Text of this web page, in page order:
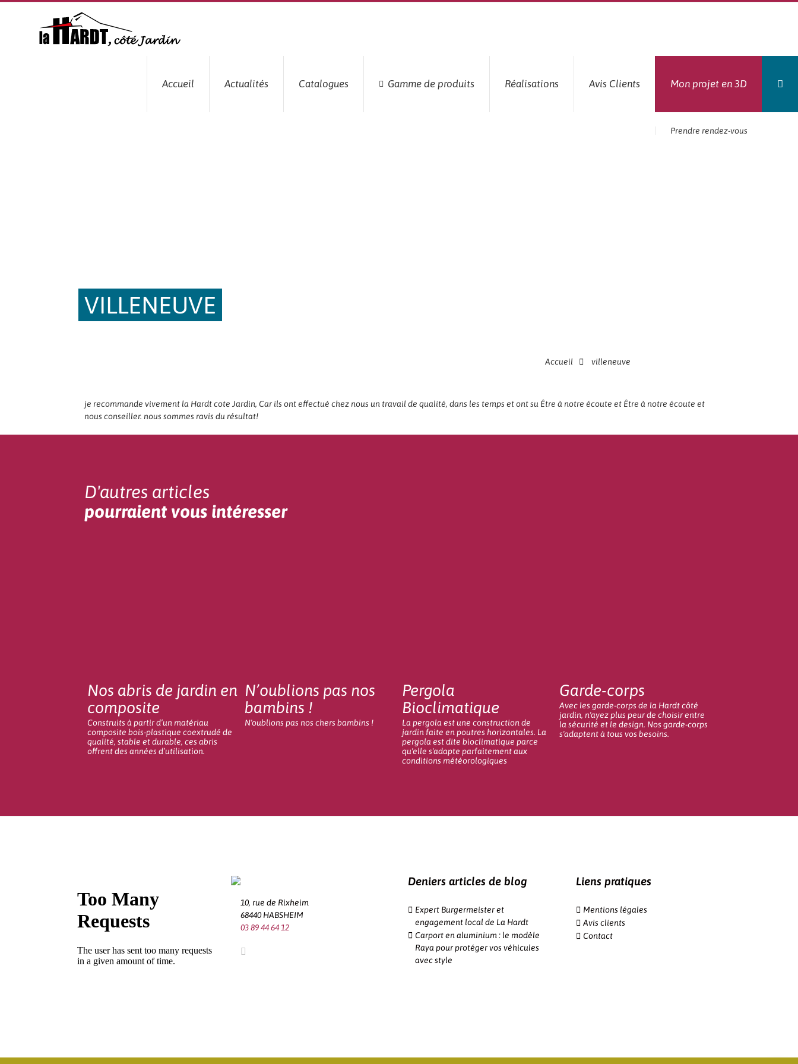
Passer
Accueil Actualités Catalogues Gamme de produits Réalisations Avis Clients
Prendre rendez-vous
Mon projet en 3D
VILLENEUVE
Accueil villeneuve
je recommande vivement la Hardt cote Jardin, Car ils ont effectué chez nous un travail de qualité, dans les temps et ont su Être à notre écoute et Être à notre écoute et
nous conseiller. nous sommes ravis du résultat!
D'autres articles
pourraient vous intéresser
Nos abris de jardin en
composite
Construits à partir d’un matériau
composite bois-plastique coextrudé de
qualité, stable et durable, ces abris
offrent des années d’utilisation.
N’oublions pas nos
bambins !
N'oublions pas nos chers bambins !
Pergola
Bioclimatique
La pergola est une construction de
jardin faite en poutres horizontales. La
pergola est dite bioclimatique parce
qu'elle s'adapte parfaitement aux
conditions météorologiques
Garde-corps
Avec les garde-corps de la Hardt côté
jardin, n'ayez plus peur de choisir entre
la sécurité et le design. Nos garde-corps
s'adaptent à tous vos besoins.
10, rue de Rixheim
68440 HABSHEIM
03 89 44 64 12
Deniers articles de blog
Expert Burgermeister et
engagement local de La Hardt
Carport en aluminium : le modèle
Raya pour protéger vos véhicules
avec style
Liens pratiques
Mentions légales
Avis clients
Contact